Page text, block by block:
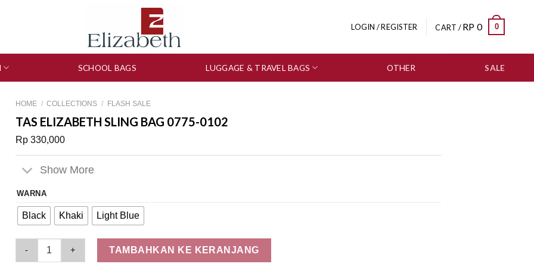
LOGIN / REGISTER CART /RP 0 0
SCHOOL BAGS LUGGAGE & TRAVEL BAGS OTHER SALE
HOME / COLLECTIONS / FLASH SALE
TAS ELIZABETH SLING BAG 0775-0102
Rp 330,000
Show More
WARNA
Black Khaki Light Blue
Tas Elizabeth Sling Bag 0775-0102 quantity
TAMBAHKAN KE KERANJANG